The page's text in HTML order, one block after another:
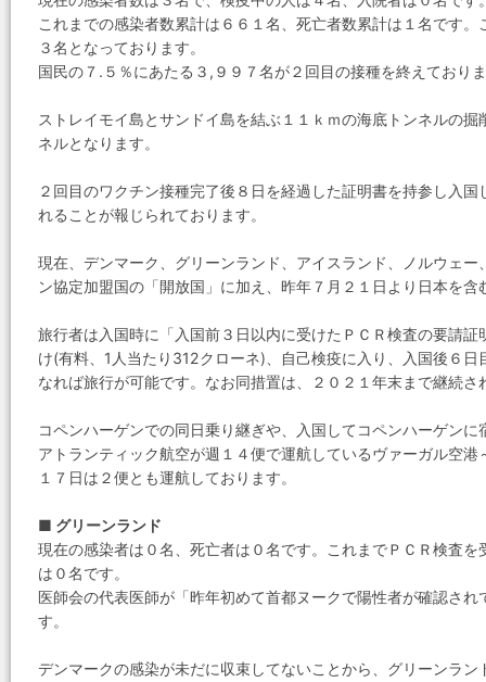
これまでの感染者数累計は６６１名、死亡者数累計は１名です
３名となっております。
国民の７.５％にあたる３,９９７名が２回目の接種を終えており
ストレイモイ島とサンドイ島を結ぶ１１ｋｍの海底トンネルの
ネルとなります。
２回目のワクチン接種完了後８日を経過した証明書を持参し入
れることが報じられております。
現在、デンマーク、グリーンランド、アイスランド、ノルウェ
ン協定加盟国の「開放国」に加え、昨年７月２１日より日本を
旅行者は入国時に「入国前３日以内に受けたＰＣＲ検査の要請
け(有料、1人当たり312クローネ)、自己検疫に入り、入国後６
なれば旅行が可能です。なお同措置は、２０２１年末まで継続
コペンハーゲンでの同日乗り継ぎや、入国してコペンハーゲン
アトランティック航空が週１４便で運航しているヴァーガル空
１７日は２便とも運航しております。
■ グリーンランド
現在の感染者は０名、死亡者は０名です。これまでＰＣＲ検査
は０名です。
医師会の代表医師が「昨年初めて首都ヌークで陽性者が確認さ
す。
デンマークの感染が未だに収束してないことから、グリーンラ